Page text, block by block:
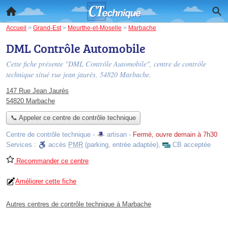
Accueil > Grand-Est> Meurthe-et-Moselle > Marbache
DML Contrôle Automobile
Cette fiche présente "DML Contrôle Automobile", centre de contrôle
technique situé rue jean jaurès, 54820 Marbache.
147 Rue Jean Jaurès
54820 Marbache
📞 Appeler ce centre de contrôle technique
Centre de contrôle technique - artisan - Fermé, ouvre demain à 7h30
Services :
accès PMR (parking, entrée adaptée), CB acceptée
Recommander ce centre
Améliorer cette fiche
Autres centres de contrôle technique à Marbache